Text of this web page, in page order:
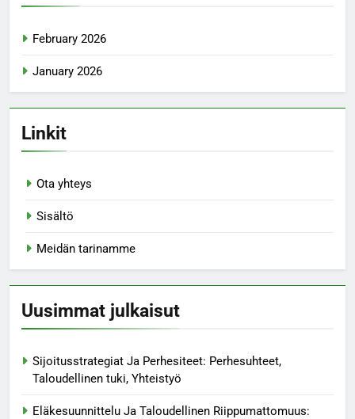
February 2026
January 2026
Linkit
Ota yhteys
Sisältö
Meidän tarinamme
Uusimmat julkaisut
Sijoitusstrategiat Ja Perhesiteet: Perhesuhteet,
Taloudellinen tuki, Yhteistyö
Eläkesuunnittelu Ja Taloudellinen Riippumattomuus: